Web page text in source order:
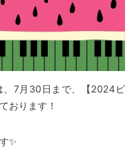
、7月30日まで、【2024ピ
おります！
✨